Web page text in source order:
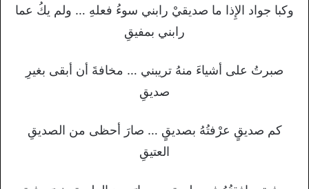
وكبا جواد الإِذا ما صديقيْ رابني سوءُ فعلهِ … ولم يكُ عما
رابني بمفيقِ
صبرتُ على أشياءَ منهُ تريبني … مخافةَ أن أبقى بغيرِ
صديقِ
كم صديقٍ عرْفتُهُ بصديقٍ … صارَ أحظى من الصديقِ
العتيقِ